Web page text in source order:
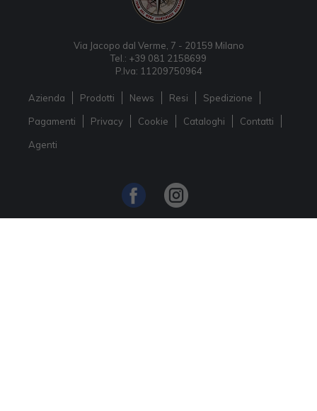
Via Jacopo dal Verme, 7 - 20159 Milano
Tel.: +39 081 2158699
P.Iva: 11209750964
Azienda Prodotti News Resi Spedizione
Pagamenti Privacy Cookie Cataloghi Contatti
Agenti